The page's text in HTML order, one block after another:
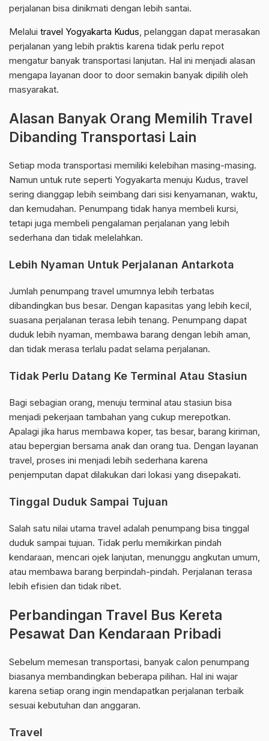
perjalanan bisa dinikmati dengan lebih santai.
Melalui travel Yogyakarta Kudus, pelanggan dapat merasakan
perjalanan yang lebih praktis karena tidak perlu repot
mengatur banyak transportasi lanjutan. Hal ini menjadi alasan
mengapa layanan door to door semakin banyak dipilih oleh
masyarakat.
Alasan Banyak Orang Memilih Travel
Dibanding Transportasi Lain
Setiap moda transportasi memiliki kelebihan masing-masing.
Namun untuk rute seperti Yogyakarta menuju Kudus, travel
sering dianggap lebih seimbang dari sisi kenyamanan, waktu,
dan kemudahan. Penumpang tidak hanya membeli kursi,
tetapi juga membeli pengalaman perjalanan yang lebih
sederhana dan tidak melelahkan.
Lebih Nyaman Untuk Perjalanan Antarkota
Jumlah penumpang travel umumnya lebih terbatas
dibandingkan bus besar. Dengan kapasitas yang lebih kecil,
suasana perjalanan terasa lebih tenang. Penumpang dapat
duduk lebih nyaman, membawa barang dengan lebih aman,
dan tidak merasa terlalu padat selama perjalanan.
Tidak Perlu Datang Ke Terminal Atau Stasiun
Bagi sebagian orang, menuju terminal atau stasiun bisa
menjadi pekerjaan tambahan yang cukup merepotkan.
Apalagi jika harus membawa koper, tas besar, barang kiriman,
atau bepergian bersama anak dan orang tua. Dengan layanan
travel, proses ini menjadi lebih sederhana karena
penjemputan dapat dilakukan dari lokasi yang disepakati.
Tinggal Duduk Sampai Tujuan
Salah satu nilai utama travel adalah penumpang bisa tinggal
duduk sampai tujuan. Tidak perlu memikirkan pindah
kendaraan, mencari ojek lanjutan, menunggu angkutan umum,
atau membawa barang berpindah-pindah. Perjalanan terasa
lebih efisien dan tidak ribet.
Perbandingan Travel Bus Kereta
Pesawat Dan Kendaraan Pribadi
Sebelum memesan transportasi, banyak calon penumpang
biasanya membandingkan beberapa pilihan. Hal ini wajar
karena setiap orang ingin mendapatkan perjalanan terbaik
sesuai kebutuhan dan anggaran.
Travel